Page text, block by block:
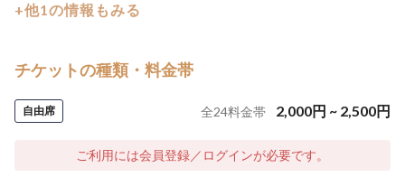
+他1の情報もみる
チケットの種類・料金帯
自由席 全24料金帯 2,000円 ~ 2,500円
ご利用には会員登録／ログインが必要です。